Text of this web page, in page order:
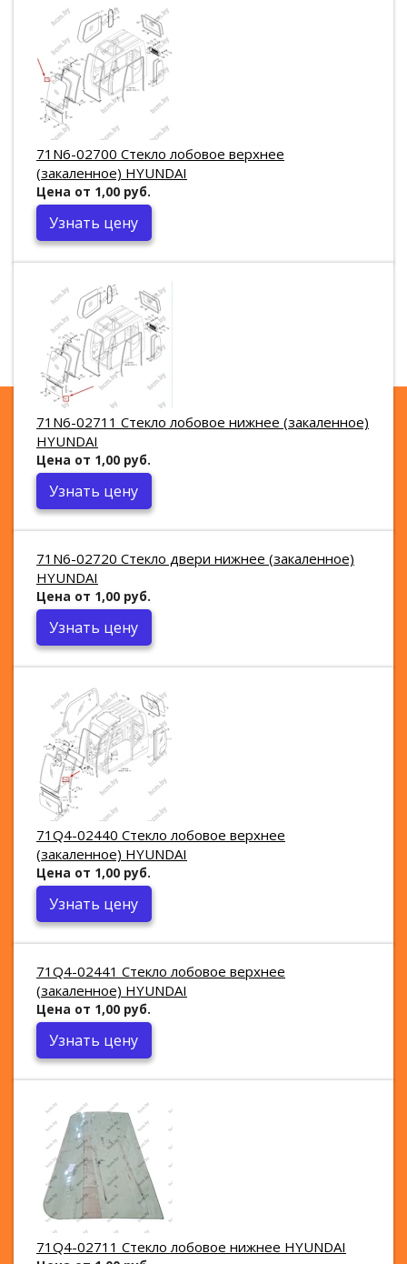
71N6-02700 Стекло лобовое верхнее
(закаленное) HYUNDAI
Цена от 1,00 руб.
Узнать цену
71N6-02711 Стекло лобовое нижнее (закаленное)
HYUNDAI
Цена от 1,00 руб.
Узнать цену
71N6-02720 Стекло двери нижнее (закаленное)
HYUNDAI
Цена от 1,00 руб.
Узнать цену
71Q4-02440 Стекло лобовое верхнее
(закаленное) HYUNDAI
Цена от 1,00 руб.
Узнать цену
71Q4-02441 Стекло лобовое верхнее
(закаленное) HYUNDAI
Цена от 1,00 руб.
Узнать цену
71Q4-02711 Стекло лобовое нижнее HYUNDAI